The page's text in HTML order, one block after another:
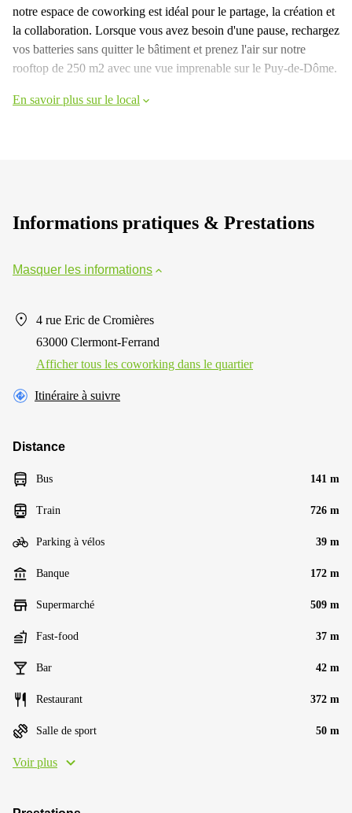
notre espace de coworking est idéal pour le partage, la création et
la collaboration. Lorsque vous avez besoin d'une pause, rechargez
vos batteries sans quitter le bâtiment et prenez l'air sur notre
rooftop de 250 m2 avec une vue imprenable sur le Puy-de-Dôme.
En savoir plus sur le local
Informations pratiques & Prestations
Masquer les informations
4 rue Eric de Cromières
63000 Clermont-Ferrand
Afficher tous les сoworking dans le quartier
Itinéraire à suivre
Distance
Bus 141 m
Train 726 m
Parking à vélos 39 m
Banque 172 m
Supermarché 509 m
Fast-food 37 m
Bar 42 m
Restaurant 372 m
Salle de sport 50 m
Voir plus